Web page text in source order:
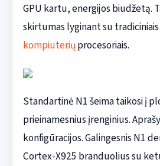
GPU kartu, energijos biudžetą.
skirtumas lyginant su
kompiuterių procesoriais.
Standartinė N1 šeima taikosi į
prieinamesnius įrenginius.
konfigūracijos. Galingesnis N1
Cortex-X925 branduolius su